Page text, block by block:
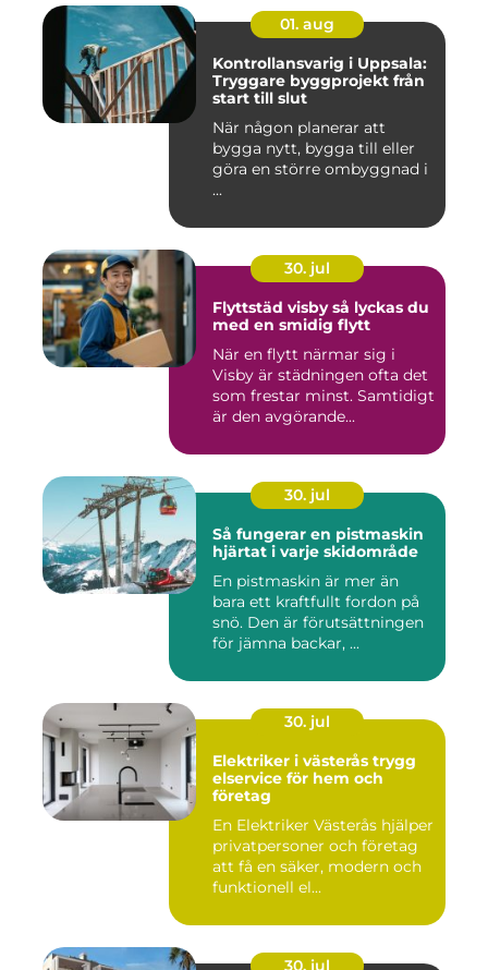
01. aug
Kontrollansvarig i Uppsala:
Tryggare byggprojekt från
start till slut
När någon planerar att
bygga nytt, bygga till eller
göra en större ombyggnad i
...
30. jul
Flyttstäd visby så lyckas du
med en smidig flytt
När en flytt närmar sig i
Visby är städningen ofta det
som frestar minst. Samtidigt
är den avgörande...
30. jul
Så fungerar en pistmaskin
hjärtat i varje skidområde
En pistmaskin är mer än
bara ett kraftfullt fordon på
snö. Den är förutsättningen
för jämna backar, ...
30. jul
Elektriker i västerås trygg
elservice för hem och
företag
En Elektriker Västerås hjälper
privatpersoner och företag
att få en säker, modern och
funktionell el...
30. jul